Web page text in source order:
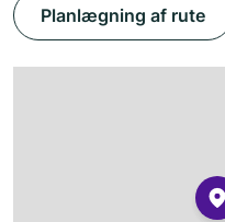
Planlægning af rute